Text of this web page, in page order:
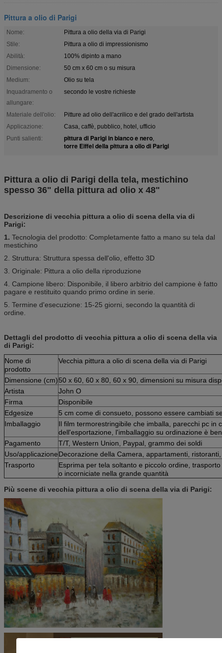
Pittura a olio di Parigi
Nome:
Pittura a olio della via di Parigi
Stile:
Pittura a olio di impressionismo
Abilità:
100% dipinto a mano
Dimensione:
50 cm x 60 cm o su misura
Medium:
Olio su tela
Inquadramento o
allungare:
secondo le vostre richieste
Materiale dell'olio:
Pitture ad olio dell'acrilico e del grado dell'artista
Applicazione:
Casa, caffè, pubblico, hotel, ufficio
Punti salienti:
pittura di Parigi in bianco e nero,
torre Eiffel della pittura a olio di Parigi
Pittura a olio di Parigi della tela, mestichino
spesso 36" della pittura ad olio x 48"
Descrizione di vecchia pittura a olio di scena della via di
Parigi:
1. Tecnologia del prodotto: Completamente fatto a mano su tela dal
mestichino
2. Struttura: Struttura spessa dell'olio, effetto 3D
3. Originale: Pittura a olio della riproduzione
4. Campione libero: Disponibile, il libero arbitrio del campione è fatto
pagare e restituito quando primo ordine in serie.
5. Termine d'esecuzione: 15-25 giorni, secondo la quantità di
ordine.
Dettagli del prodotto di vecchia pittura a olio di scena della via
di Parigi:
Nome di
prodotto
Vecchia pittura a olio di scena della via di Parigi
Dimensione (cm)50 x 60, 60 x 80, 60 x 90, dimensioni su misura
Artista
John O
Firma
Disponibile
Edgesize
5 cm come di consueto, possono essere cambiati
Imballaggio
Il film termorestringibile che imballa, parecchi pc in
dell'esportazione, l'imballaggio su ordinazione è
Pagamento
T/T, Western Union, Paypal, grammo dei soldi
Uso/applicazioneDecorazione della Camera, appartamenti,
Trasporto
Esprima per tela soltanto e piccolo ordine,
o incorniciate nella grande quantità
Più scene di vecchia pittura a olio di scena della via di Parigi: